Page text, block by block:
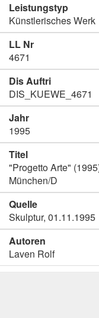
Leistungstyp
Künstlerisches Werk
LL Nr
4671
Dis Auftri
DIS_KUEWE_4671
Jahr
1995
Titel
"Progetto Arte"
München/D
Quelle
Skulptur, 01.11.1995
Autoren
Laven Rolf